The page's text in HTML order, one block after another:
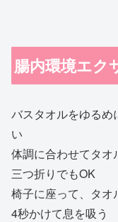
腸内環境エク
バスタオルをゆる
い
体調に合わせてタオ
三つ折りでもOK
椅子に座って、タオ
4秒かけて息を吸う